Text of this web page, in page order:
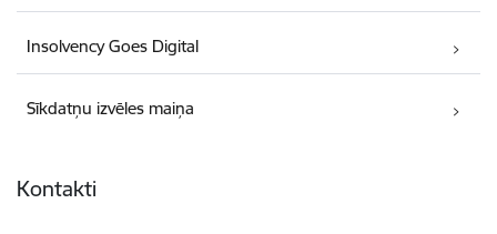
Insolvency Goes Digital
Sīkdatņu izvēles maiņa
Kontakti